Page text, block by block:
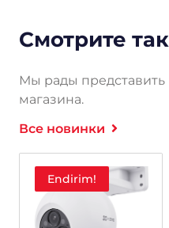
Смотрите
Мы рады
магазина.
Все новинки
Endirim!